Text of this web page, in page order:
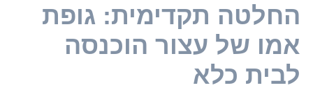
החלטה תקדימית: גופת
אמו של עצור הוכנסה
לבית כלא